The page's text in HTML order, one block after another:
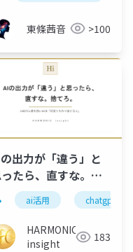
東條茜音 >100
出力が「違う」と
たら、直すな。捨
。｜修正コストは
直しの10倍
ai活用 chatgpt
HARMONIC
insight
183